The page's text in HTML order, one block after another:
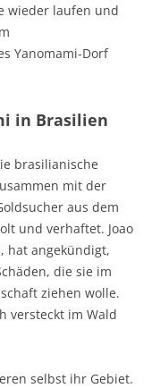
wieder laufen und
Yanomami-Dorf
in Brasilien
brasilianische
mit der
aus dem
und verhaftet. Joao
hat angekündigt,
die sie im
ziehen wolle.
versteckt im Wald
selbst ihr Gebiet.